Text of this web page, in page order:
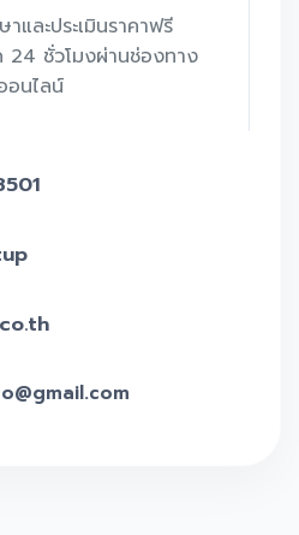
และประเมินราคาฟรี
24 ชั่วโมงผ่านช่องทาง
อนไลน์